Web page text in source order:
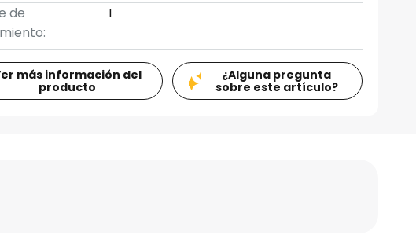
de
I
más información del
producto
¿Alguna pregunta
sobre este artículo?